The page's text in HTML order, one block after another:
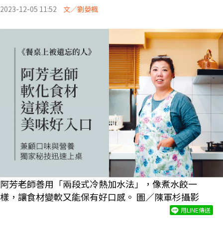
2023-12-05 11:52 文／劉嫈楓
阿芳老師善用「兩段式冷熱加水法」，像煮水餃一
樣，讓食材變軟又能保有好口感。 圖／陳軍杉攝影
用LINE傳送